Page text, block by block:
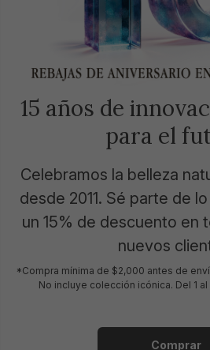
15 años de
para el
Celebramos la belleza
desde 2011. Sé parte de
un 15% de descuento en
nuevos
*Compra mínima de $2,000 antes de
No incluye colección icónica. Del 1
Comprar